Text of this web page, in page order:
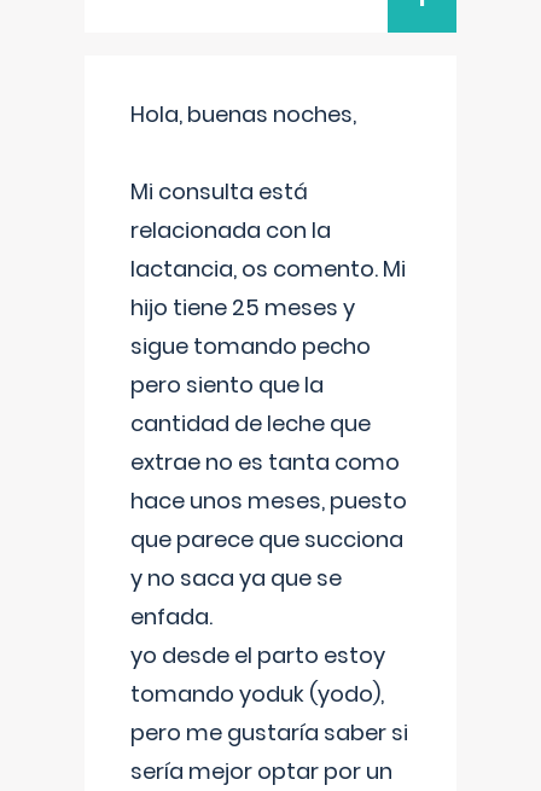
Hola, buenas noches,
Mi consulta está
relacionada con la
lactancia, os comento. Mi
hijo tiene 25 meses y
sigue tomando pecho
pero siento que la
cantidad de leche que
extrae no es tanta como
hace unos meses, puesto
que parece que succiona
y no saca ya que se
enfada.
yo desde el parto estoy
tomando yoduk (yodo),
pero me gustaría saber si
sería mejor optar por un